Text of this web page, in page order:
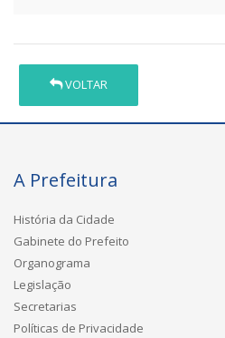
VOLTAR
A Prefeitura
História da Cidade
Gabinete do Prefeito
Organograma
Legislação
Secretarias
Políticas de Privacidade